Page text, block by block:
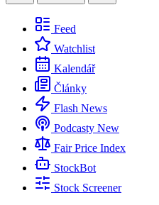
Feed
Watchlist
Kalendář
Články
Flash News
Podcasty New
Fair Price Index
StockBot
Stock Screener